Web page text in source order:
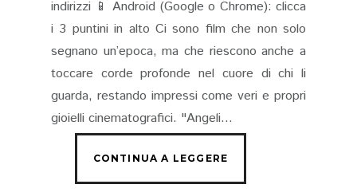
indirizzi 📱 Android (Google o Chrome): clicca
i 3 puntini in alto Ci sono film che non solo
segnano un’epoca, ma che riescono anche a
toccare corde profonde nel cuore di chi li
guarda, restando impressi come veri e propri
gioielli cinematografici. "Angeli...